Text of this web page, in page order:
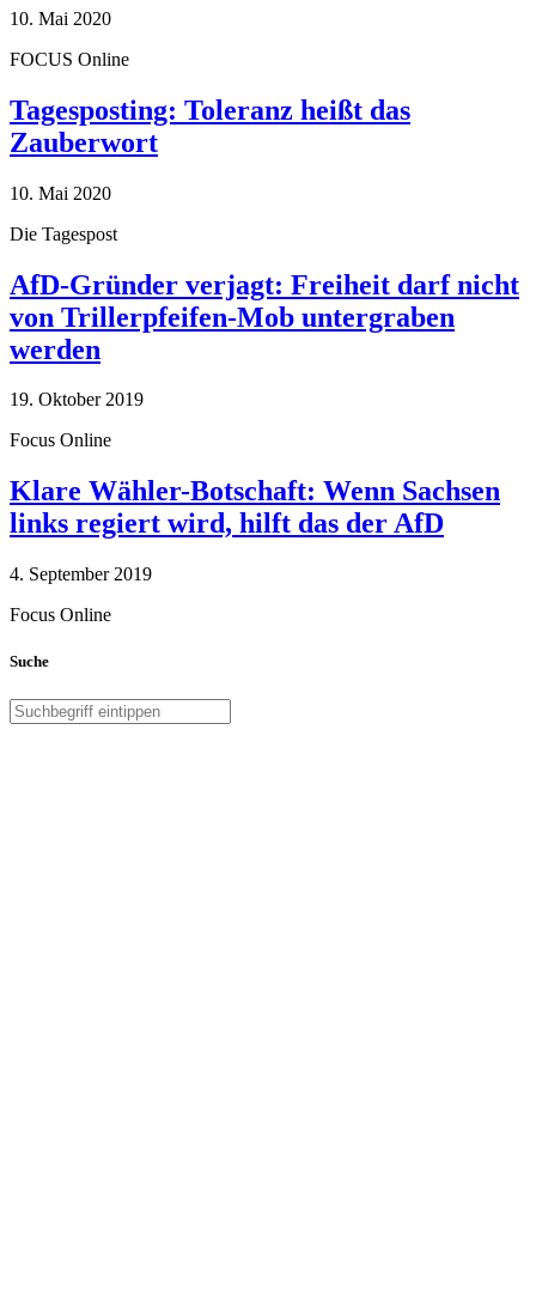
10. Mai 2020
FOCUS Online
Tagesposting: Toleranz heißt das
Zauberwort
10. Mai 2020
Die Tagespost
AfD-Gründer verjagt: Freiheit darf nicht
von Trillerpfeifen-Mob untergraben
werden
19. Oktober 2019
Focus Online
Klare Wähler-Botschaft: Wenn Sachsen
links regiert wird, hilft das der AfD
4. September 2019
Focus Online
Suche